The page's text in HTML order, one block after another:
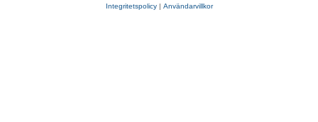
Integritetspolicy| Användarvillkor